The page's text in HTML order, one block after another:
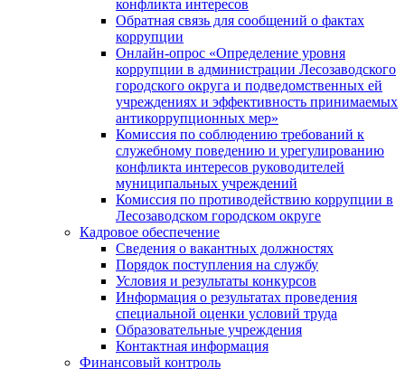
конфликта интересов
Обратная связь для сообщений о фактах
коррупции
Онлайн-опрос «Определение уровня
коррупции в администрации Лесозаводского
городского округа и подведомственных ей
учреждениях и эффективность принимаемых
антикоррупционных мер»
Комиссия по соблюдению требований к
служебному поведению и урегулированию
конфликта интересов руководителей
муниципальных учреждений
Комиссия по противодействию коррупции в
Лесозаводском городском округе
Кадровое обеспечение
Сведения о вакантных должностях
Порядок поступления на службу
Условия и результаты конкурсов
Информация о результатах проведения
специальной оценки условий труда
Образовательные учреждения
Контактная информация
Финансовый контроль